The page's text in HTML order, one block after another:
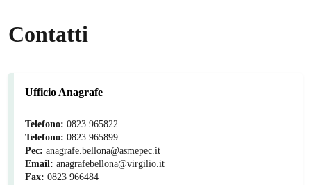
Contatti
Ufficio Anagrafe
Telefono: 0823 965822
Telefono: 0823 965899
Pec: anagrafe.bellona@asmepec.it
Email: anagrafebellona@virgilio.it
Fax: 0823 966484